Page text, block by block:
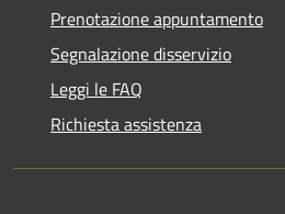
Prenotazione appuntamento
Segnalazione disservizio
Leggi le FAQ
Richiesta assistenza